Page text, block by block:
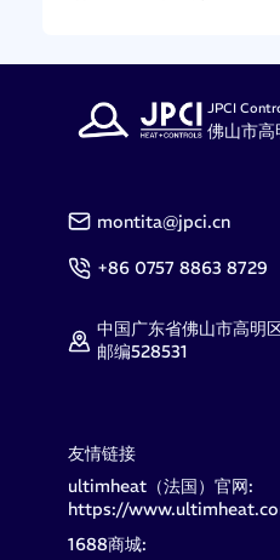
JPCI
佛山市高
montita@jpci.cn
+86 0757 8863
中国广东省佛山市高明
邮编528531
友情链接
ultimheat（法国）官网:
https://
1688商城: